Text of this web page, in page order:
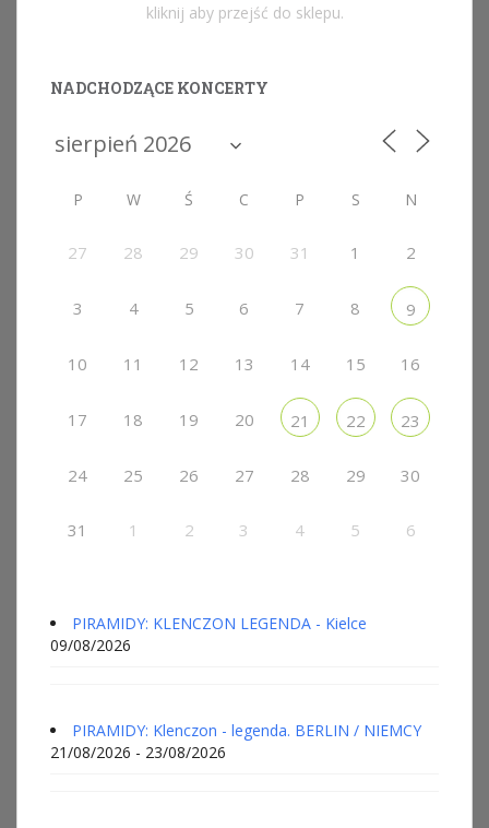
kliknij aby przejść do sklepu.
NADCHODZĄCE KONCERTY
P W Ś C P S N
27 28 29 30 31 1 2
3 4 5 6 7 8 9
10 11 12 13 14 15 16
17 18 19 20 21 22 23
24 25 26 27 28 29 30
31 1 2 3 4 5 6
PIRAMIDY: KLENCZON LEGENDA - Kielce
09/08/2026
PIRAMIDY: Klenczon - legenda. BERLIN / NIEMCY
21/08/2026 - 23/08/2026